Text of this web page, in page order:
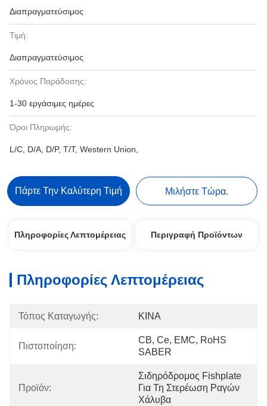
Διαπραγματεύσιμος
Τιμή:
Διαπραγματεύσιμος
Χρόνος Παράδοσης:
1-30 εργάσιμες ημέρες
Όροι Πληρωμής:
L/C, D/A, D/P, T/T, Western Union,
Πάρτε Την Καλύτερη Τιμή Μιλήστε Τώρα.
Πληροφορίες Λεπτομέρειας Περιγραφή Προϊόντων
Πληροφορίες Λεπτομέρειας
Τόπος Καταγωγής: ΚΙΝΑ
Πιστοποίηση:
CB, Ce, EMC, RoHS
SABER
Προϊόν:
Σιδηρόδρομος Fishplate
Για Τη Στερέωση Ραγών
Χάλυβα